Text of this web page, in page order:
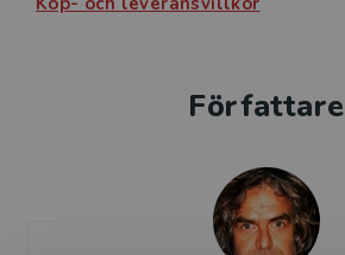
Författare